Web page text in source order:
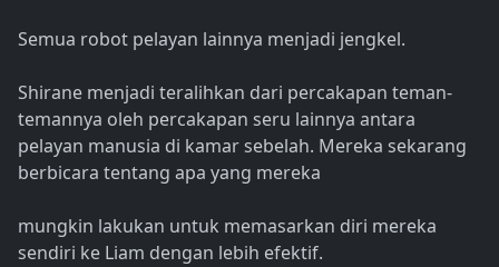
Semua robot pelayan lainnya menjadi jengkel.
Shirane menjadi teralihkan dari percakapan teman-
temannya oleh percakapan seru lainnya antara
pelayan manusia di kamar sebelah. Mereka sekarang
berbicara tentang apa yang mereka
mungkin lakukan untuk memasarkan diri mereka
sendiri ke Liam dengan lebih efektif.